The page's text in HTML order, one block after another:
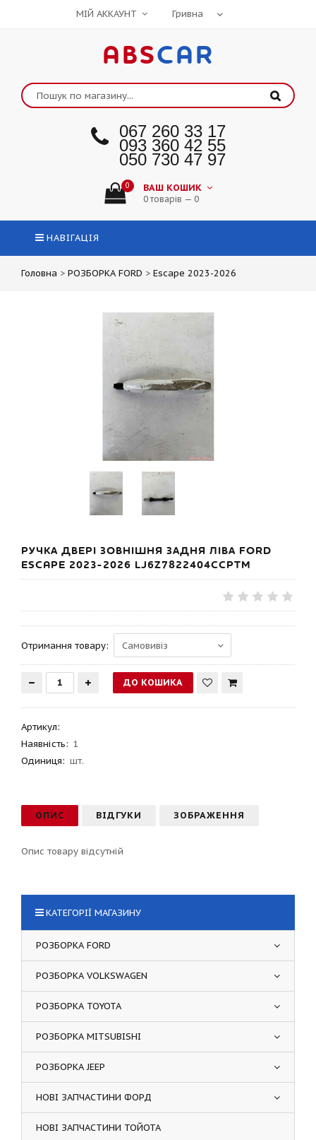
МІЙ АККАУНТ
ABSCAR
067 260 33 17
093 360 42 55
050 730 47 97
0 ВАШ КОШИК
0 товарів — 0
НАВІГАЦІЯ
Головна > РОЗБОРКА FORD > Escape 2023-2026
РУЧКА ДВЕРІ ЗОВНІШНЯ ЗАДНЯ ЛІВА FORD
ESCAPE 2023-2026 LJ6Z7822404CCPTM
Отримання товару:
Артикул:
Наявність: 1
Одиниця: шт.
ОПИС ВІДГУКИ ЗОБРАЖЕННЯ
Опис товару відсутній
КАТЕГОРІЇ МАГАЗИНУ
РОЗБОРКА FORD
РОЗБОРКА VOLKSWAGEN
РОЗБОРКА TOYOTA
РОЗБОРКА MITSUBISHI
РОЗБОРКА JEEP
НОВІ ЗАПЧАСТИНИ ФОРД
НОВІ ЗАПЧАСТИНИ ТОЙОТА